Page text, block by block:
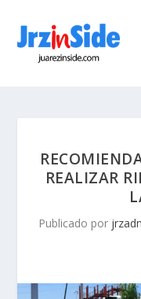
REALIZAR
Publicado por